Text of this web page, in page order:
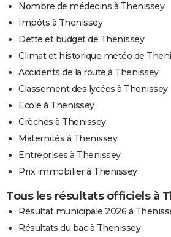
Nombre de médecins à Thenissey
Impôts à Thenissey
Dette et budget de Thenissey
Climat et historique météo de
Accidents de la route à Thenissey
Classement des lycées à Thenissey
Ecole à Thenissey
Crèches à Thenissey
Maternités à Thenissey
Entreprises à Thenissey
Prix immobilier à Thenissey
Tous les résultats officiels à
Résultat municipale 2026 à
Résultats du bac à Thenissey